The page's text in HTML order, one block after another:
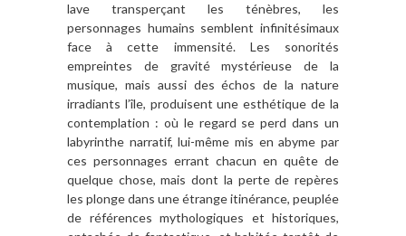
lave transperçant les ténèbres, les
personnages humains semblent infinitésimaux
face à cette immensité. Les sonorités
empreintes de gravité mystérieuse de la
musique, mais aussi des échos de la nature
irradiants l’île, produisent une esthétique de la
contemplation : où le regard se perd dans un
labyrinthe narratif, lui-même mis en abyme par
ces personnages errant chacun en quête de
quelque chose, mais dont la perte de repères
les plonge dans une étrange itinérance, peuplée
de références mythologiques et historiques,